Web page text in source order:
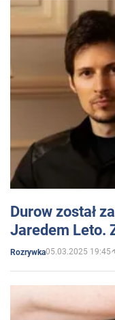
Durow został
Jaredem Leto.
Rozrywka05.03.2025 19:45